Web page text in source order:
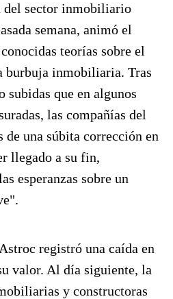
del sector inmobiliario
semana, animó el
teorías sobre el
burbuja inmobiliaria. Tras
subidas que en algunos
las compañías del
una súbita corrección en
llegado a su fin,
esperanzas sobre un
registró una caída en
valor. Al día siguiente, la
y constructoras